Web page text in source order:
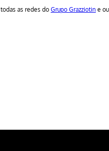
as redes do Grupo Grazziotin e